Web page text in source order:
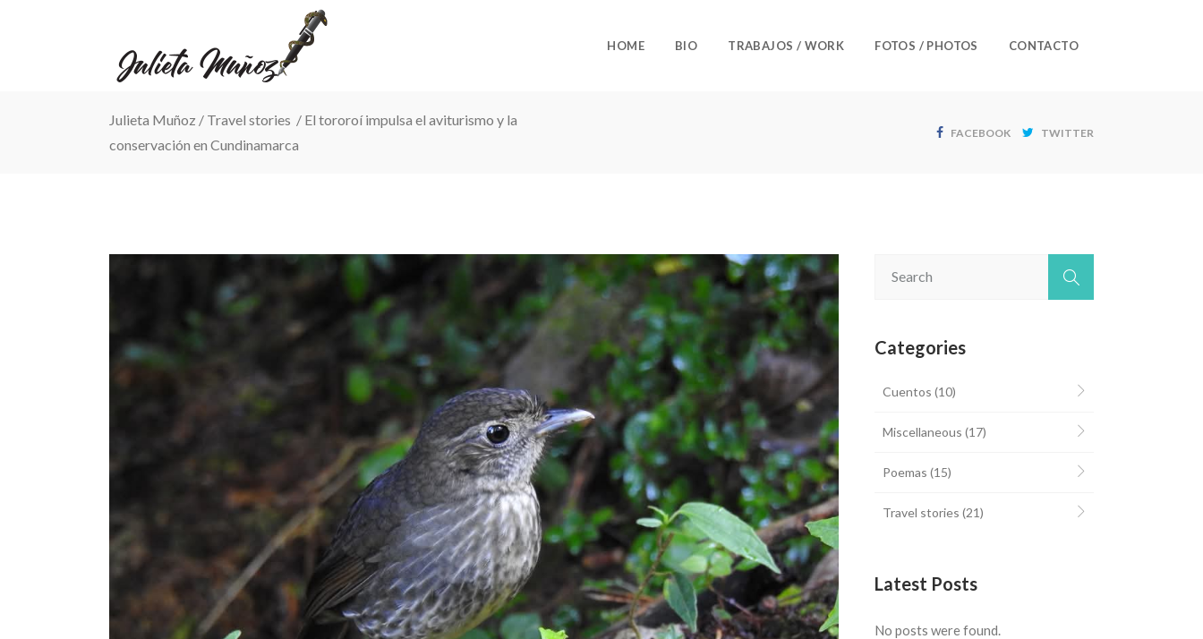
HOME BIO TRABAJOS / WORK FOTOS / PHOTOS CONTACTO
Julieta Muñoz / Travel stories / El tororoí impulsa el aviturismo y la
conservación en Cundinamarca
FACEBOOK TWITTER
Categories
Cuentos (10)
Miscellaneous (17)
Poemas (15)
Travel stories (21)
Latest Posts
No posts were found.